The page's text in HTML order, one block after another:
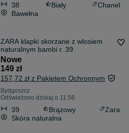
38 Biały
Chanel
Bawełna
ZARA klapki skorzane z wlosiem
naturalnym bambi r. 39
Nowe
149 zł
157,72 zł z Pakietem Ochronnym
Bydgoszcz
Odświeżono dzisiaj o 11:58
39 Brązowy
Zara
Skóra naturalna